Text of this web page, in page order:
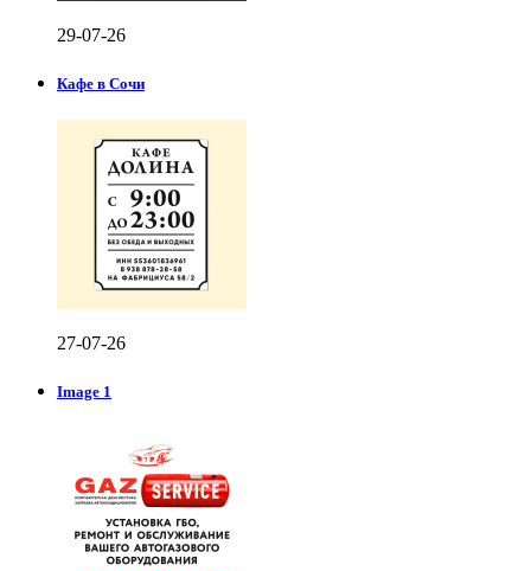
29-07-26
Кафе в Сочи
27-07-26
Image 1